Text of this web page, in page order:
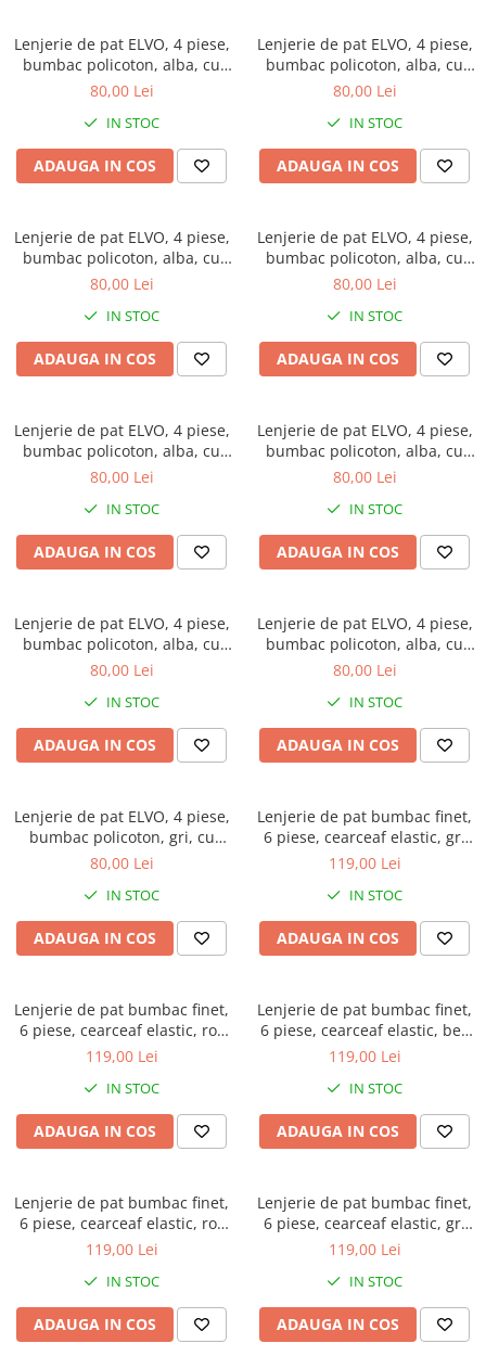
Lenjerie de pat ELVO, 4 piese,
bumbac policoton, alba, cu
flori galbene
80,00 Lei
IN STOC
ADAUGA IN COS
Lenjerie de pat ELVO, 4 piese,
bumbac policoton, alba, cu
flori albastre si mov
80,00 Lei
IN STOC
ADAUGA IN COS
Lenjerie de pat ELVO, 4 piese,
bumbac policoton, alba, cu
flori roz si inimioare maro
80,00 Lei
IN STOC
ADAUGA IN COS
Lenjerie de pat ELVO, 4 piese,
bumbac policoton, alba, cu
lalele portocalii si galbene
80,00 Lei
IN STOC
ADAUGA IN COS
Lenjerie de pat ELVO, 4 piese,
bumbac policoton, alba, cu
flori mov si portocalii
80,00 Lei
IN STOC
ADAUGA IN COS
Lenjerie de pat ELVO, 4 piese,
bumbac policoton, alba, cu
fluturi roz si inimioare
80,00 Lei
IN STOC
ADAUGA IN COS
Lenjerie de pat ELVO, 4 piese,
bumbac policoton, alba, cu
frunze verzi si flori portocalii
80,00 Lei
IN STOC
ADAUGA IN COS
Lenjerie de pat ELVO, 4 piese,
bumbac policoton, alba, cu
flori roz si visinii
80,00 Lei
IN STOC
ADAUGA IN COS
Lenjerie de pat ELVO, 4 piese,
bumbac policoton, gri, cu
papadii si fluturi
80,00 Lei
IN STOC
ADAUGA IN COS
Lenjerie de pat bumbac finet,
6 piese, cearceaf elastic, gri
deschis, imprimeu floral cu
119,00 Lei
IN STOC
ADAUGA IN COS
Lenjerie de pat bumbac finet,
6 piese, cearceaf elastic, roz
pudra, imprimeu floral cu
119,00 Lei
IN STOC
ADAUGA IN COS
Lenjerie de pat bumbac finet,
6 piese, cearceaf elastic, bej,
imprimeu floral crem
119,00 Lei
IN STOC
ADAUGA IN COS
Lenjerie de pat bumbac finet,
6 piese, cearceaf elastic, roz
pudra, imprimeu floral
119,00 Lei
IN STOC
ADAUGA IN COS
Lenjerie de pat bumbac finet,
6 piese, cearceaf elastic, gri
deschis, imprimeu floral bej
119,00 Lei
IN STOC
ADAUGA IN COS